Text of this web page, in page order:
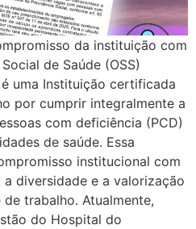
da instituição com
de Saúde (OSS)
uma Instituição certificada
por cumprir integralmente a
com deficiência (PCD)
de saúde. Essa
institucional com
diversidade e a valorização
trabalho. Atualmente,
do Hospital do